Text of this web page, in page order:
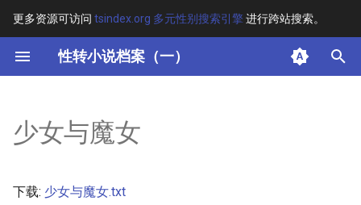
更多资源可访问 tsindex.org 多元性别搜索引擎进行跨站搜索。
性转小说档案（一）
键
开
搜
其他信息 [Processed Page
少女与魔女
下载: 少女与魔女.txt